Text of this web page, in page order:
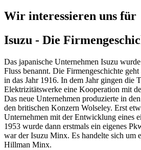
Wir interessieren uns für
Isuzu - Die
Das japanische Unternehmen Isuzu
Fluss benannt. Die Firmengeschichte
in das Jahr 1916. In dem Jahr gingen die
Elektrizitätswerke eine Kooperation mit
Das neue Unternehmen produzierte in
den britischen Konzern Wolseley. Erst
Unternehmen mit der Entwicklung eines
1953 wurde dann erstmals ein eigenes
war der Isuzu Minx. Es handelte sich um
Hillman Minx.